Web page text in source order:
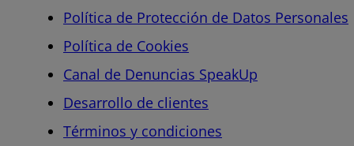
Política de Protección de Datos Personales
Política de Cookies
Canal de Denuncias SpeakUp
Desarrollo de clientes
Términos y condiciones